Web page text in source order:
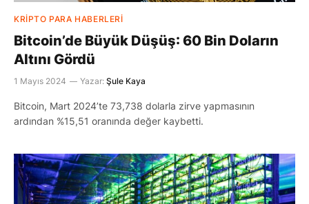
KRIPTO PARA HABERLERI
Bitcoin’de Büyük Düşüş: 60 Bin Doların
Altını Gördü
1 Mayıs 2024 Yazar: Şule Kaya
Bitcoin, Mart 2024’te 73,738 dolarla zirve yapmasının
ardından %15,51 oranında değer kaybetti.